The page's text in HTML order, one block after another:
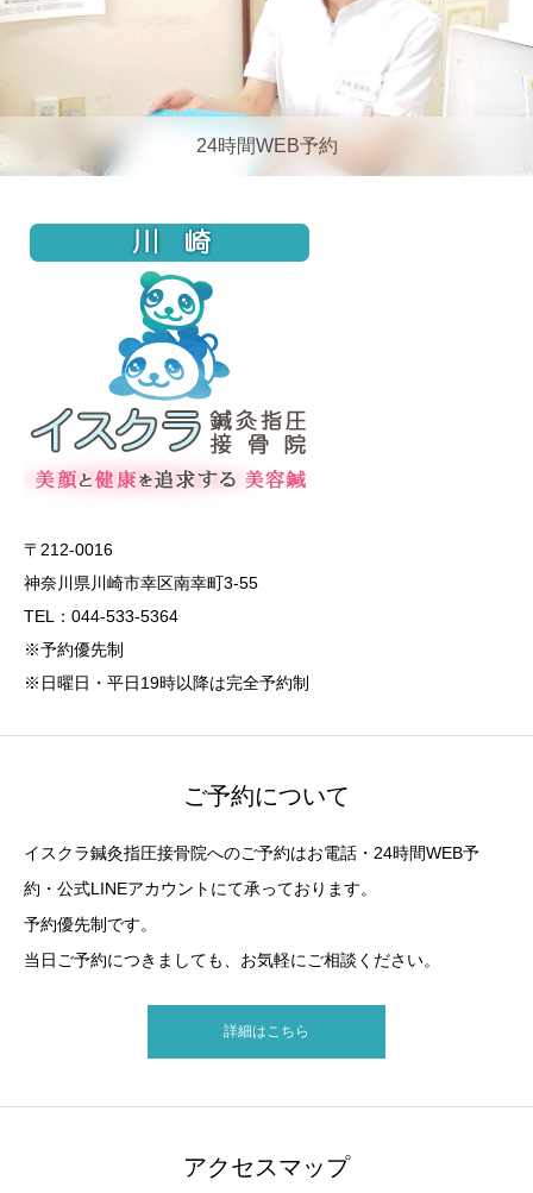
24時間WEB予約
〒212-0016
神奈川県川崎市幸区南幸町3-55
TEL：044-533-5364
※予約優先制
※日曜日・平日19時以降は完全予約制
ご予約について
イスクラ鍼灸指圧接骨院へのご予約はお電話・24時間WEB予
約・公式LINEアカウントにて承っております。
予約優先制です。
当日ご予約につきましても、お気軽にご相談ください。
詳細はこちら
アクセスマップ